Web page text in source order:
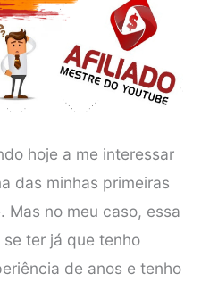
hoje a me interessar
das minhas primeiras
Mas no meu caso, essa
ter já que tenho
de anos e tenho